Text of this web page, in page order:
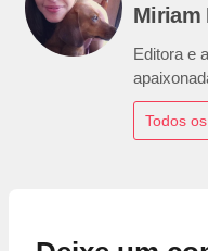
Miriam
Editora e
Todos